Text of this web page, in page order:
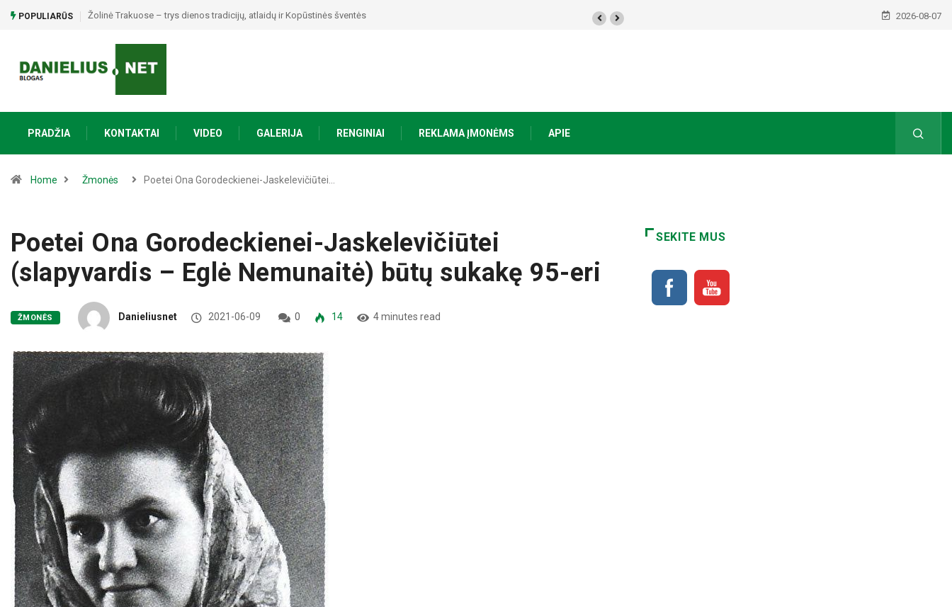
POPULIARŪS Raseiniškis Dainius Maslauskas: „Kai atrandi save, tada žmogui nieko netrūksta“ 2026-08-07
PRADŽIA KONTAKTAI VIDEO GALERIJA RENGINIAI REKLAMA ĮMONĖMS APIE
Home Žmonės Poetei Ona Gorodeckienei-Jaskelevičiūtei…
Poetei Ona Gorodeckienei-Jaskelevičiūtei
(slapyvardis – Eglė Nemunaitė) būtų sukakę 95-eri
ŽMONĖS Danieliusnet 2021-06-09 0 14 4 minutes read
SEKITE MUS